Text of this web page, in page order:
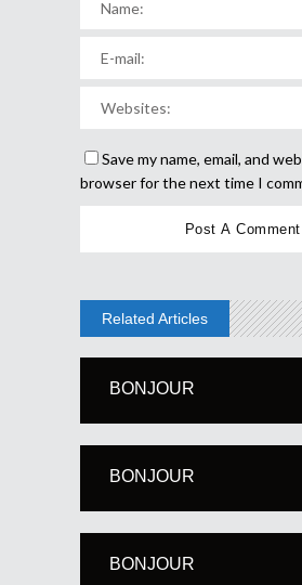
Save my name, email, and
browser for the next time I
Related Articles
BONJOUR
BONJOUR
BONJOUR